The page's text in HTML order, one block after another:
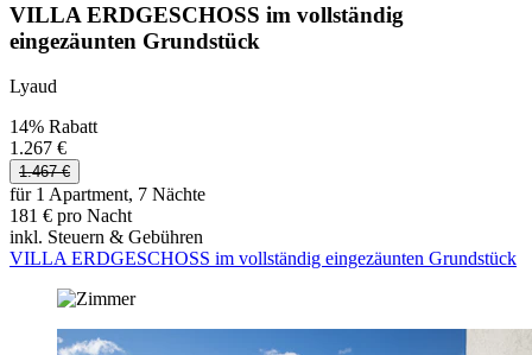
VILLA ERDGESCHOSS im vollständig
eingezäunten Grundstück
Lyaud
14% Rabatt
1.267 €
1.467 €
für 1 Apartment, 7 Nächte
181 € pro Nacht
inkl. Steuern & Gebühren
VILLA ERDGESCHOSS im vollständig eingezäunten Grundstück